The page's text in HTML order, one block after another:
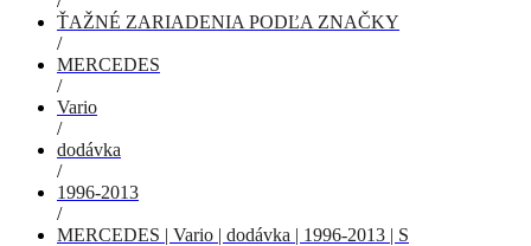
ŤAŽNÉ ZARIADENIA PODĽA ZNAČKY
/
MERCEDES
/
Vario
/
dodávka
/
1996-2013
/
MERCEDES | Vario | dodávka | 1996-2013 | S